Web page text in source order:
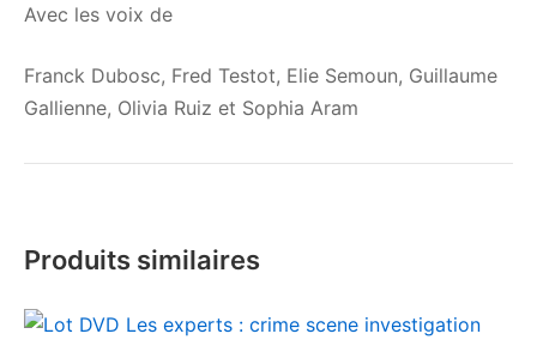
Avec les voix de
Franck Dubosc, Fred Testot, Elie Semoun, Guillaume
Gallienne, Olivia Ruiz et Sophia Aram
Produits similaires